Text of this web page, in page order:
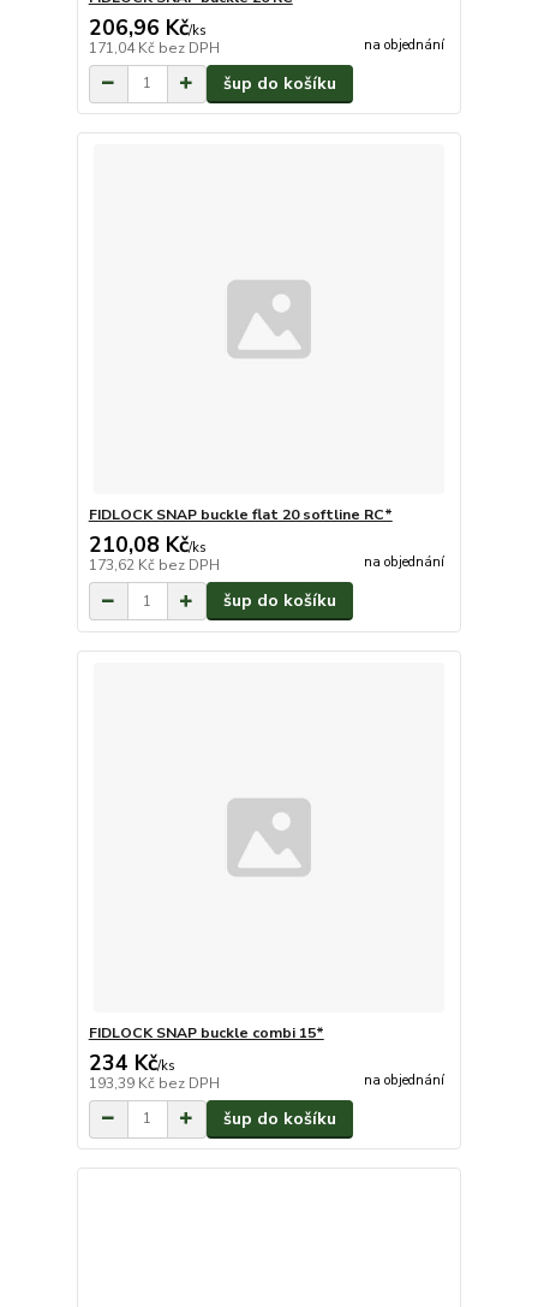
206,96 Kč/ks
171,04 Kč bez DPH na objednání
šup do košíku
FIDLOCK SNAP buckle flat 20 softline RC*
210,08 Kč/ks
173,62 Kč bez DPH na objednání
šup do košíku
FIDLOCK SNAP buckle combi 15*
234 Kč/ks
193,39 Kč bez DPH na objednání
šup do košíku